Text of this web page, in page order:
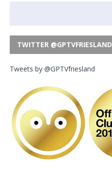
TWITTER @GPTVFRIESLAND
Tweets by @GPTVfriesland